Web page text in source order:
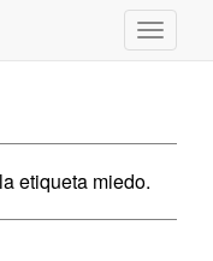
etiqueta miedo.